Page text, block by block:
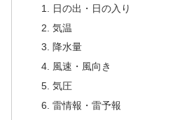
日の出・日の入り
気温
降水量
風速・風向き
気圧
雷情報・雷予報